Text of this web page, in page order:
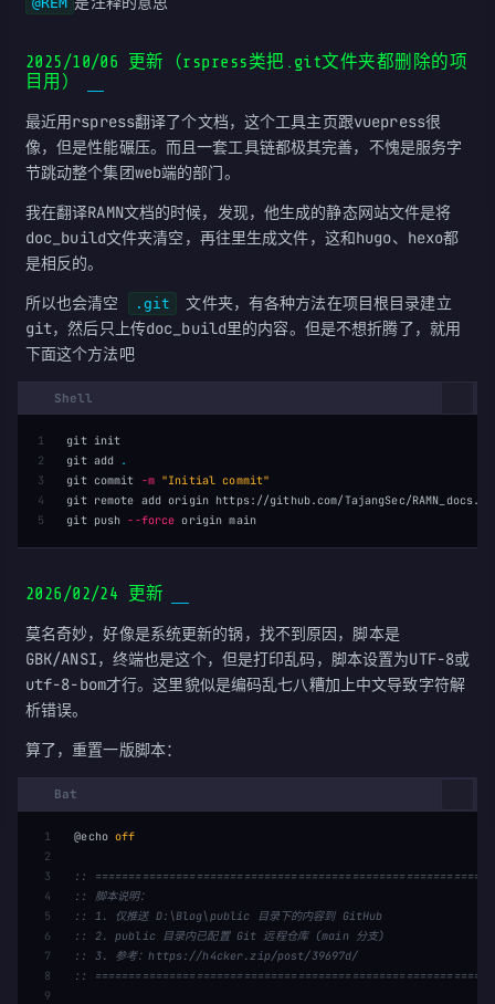
2025/10/06 更新（rspress类把.git文件夹都删除的项
目用）
最近用rspress翻译了个文档，这个工具主页跟vuepress很
像，但是性能碾压。而且一套工具链都极其完善，不愧是服务字
节跳动整个集团web端的部门。
我在翻译RAMN文档的时候，发现，他生成的静态网站文件是将
doc_build文件夹清空，再往里生成文件，这和hugo、hexo都
是相反的。
所以也会清空
.git
文件夹，有各种方法在项目根目录建立
git，然后只上传doc_build里的内容。但是不想折腾了，就用
下面这个方法吧
1
2
3
4
git init
git add
.
git commit
-m "Initial commit"
git remote add origin https://github.com/TajangSec/
git push --force origin main
2026/02/24 更新
莫名奇妙，好像是系统更新的锅，找不到原因，脚本是
GBK/ANSI，终端也是这个，但是打印乱码，脚本设置为UTF-8或
utf-8-bom才行。这里貌似是编码乱七八糟加上中文导致字符解
析错误。
算了，重置一版脚本：
1
2
3
4
5
6
7
8
9
@echo off
::
:: 脚本说明：
:: 1. 仅推送 D:\Blog\public 目录下的内容到 GitHub
:: 2. public 目录内已配置 Git 远程仓库 (main 分支)
:: 3. 参考：https://h4cker.zip/post/39697d/
::